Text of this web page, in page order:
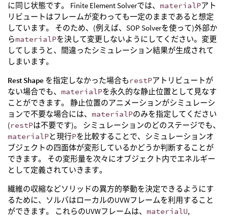
に同じ状態です。 Finite Element Solverでは、 materialPアト
リビュートはフレームが変わっても一定のままであると想定
しています。 そのため、(例えば、SOP Solverを使って)外部か
らmaterialPを決して変更しないようにしてください。変更
してしまうと、間違ったシミュレーション結果が生成されて
しまいます。
Rest Shape を指定しなかった場合も restPアトリビュートが
ない場合でも、 materialPを永久的な静止位置として見なす
ことができます。 静止位置のアニメーションがシミュレーシ
ョンで不要な場合には、 materialPのみを指定してください
(restPは不要です)。 シミュレーションのどのステージでも、
materialPと現行Pを比較することで、シミュレーションオ
ブジェクトの四面体が変形しているかどうか判断することが
できます。 その変形量を次々にオブジェクト内でエネルギー
として定義されていきます。
繊維の収縮などソリッドの異方的挙動を決定できるようにす
るために、ソルバはローカルのUVWフレームを利用すること
ができます。 これらのUVWフレームは、 materialU,